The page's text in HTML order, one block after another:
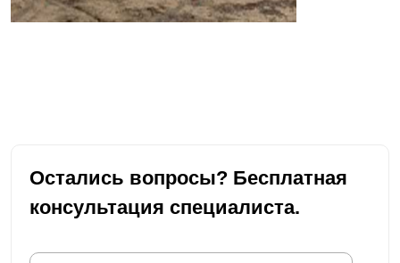
Остались вопросы? Бесплатная
консультация специалиста.